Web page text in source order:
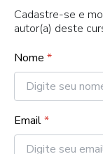
Cadastre-se e
autor(a) deste
Nome *
Email*